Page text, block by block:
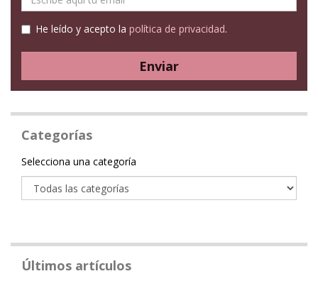
mail
He leído y acepto la política de privacidad.
Enviar
Categorías
Categoría
Selecciona una categoría
Últimos artículos